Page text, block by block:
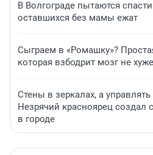
В Волгограде пытаются
оставшихся без мамы ежат
Сыграем в «Ромашку»?
которая взбодрит мозг не
Стены в зеркалах, а
Незрячий красноярец создал
в городе